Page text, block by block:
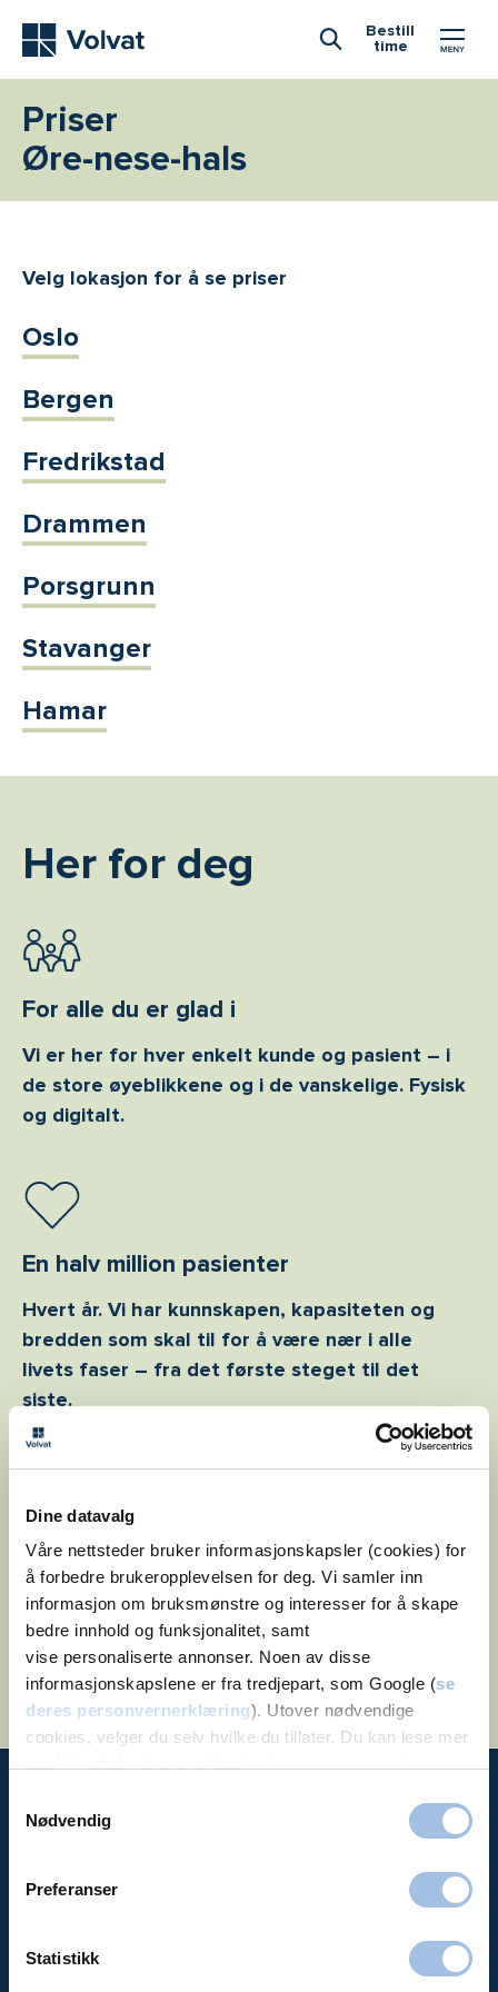
Dine datavalg
Våre nettsteder bruker informasjonskapsler (cookies) for
å forbedre brukeropplevelsen for deg. Vi samler inn
informasjon om bruksmønstre og interesser for å skape
bedre innhold og funksjonalitet, samt
vise personaliserte annonser. Noen av disse
informasjonskapslene er fra tredjepart, som Google (se
deres personvernerklæring). Utover nødvendige
cookies, velger du selv hvilke du tillater. Du kan lese mer
Nødvendig
Preferanser
Statistikk
Bestill
time
Priser
Øre-nese-hals
Velg lokasjon for å se priser
Oslo
Bergen
Fredrikstad
Drammen
Porsgrunn
Stavanger
Hamar
Her for deg
For alle du er glad i
Vi er her for hver enkelt kunde og pasient – i
de store øyeblikkene og i de vanskelige. Fysisk
og digitalt.
En halv million pasienter
Hvert år. Vi har kunnskapen, kapasiteten og
bredden som skal til for å være nær i alle
livets faser – fra det første steget til det
siste.
Størst i Norge
Vi har behandlet pasienter i 40 år, og er et av
landets største private sykehus. Du kan være
trygg på at vi er her når du trenger oss.
Volvat
Bli medlem
Aktuelt (artikler)